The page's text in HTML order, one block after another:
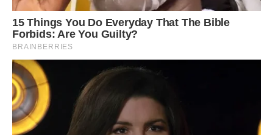
тихо. Я знайшла маму на кухні. Вона сиділа за столом і
намагалася скласти якісь папери.